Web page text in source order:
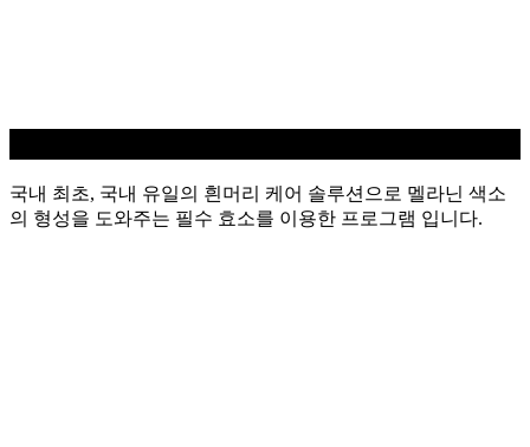
국내 최초, 국내 유일의 흰머리 케어 솔루션으로 멜라닌 색소
의 형성을 도와주는 필수 효소를 이용한 프로그램 입니다.